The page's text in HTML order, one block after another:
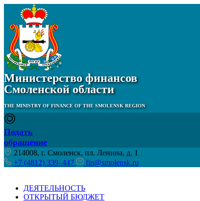
Министерство финансов
Смоленской области
THE MINISTRY OF FINANCE OF THE SMOLENSK REGION
Подать
обращение
214008, г. Смоленск, пл. Ленина, д. 1
+7 (4812) 339–447
fin@smolensk.ru
ДЕЯТЕЛЬНОСТЬ
ОТКРЫТЫЙ БЮДЖЕТ